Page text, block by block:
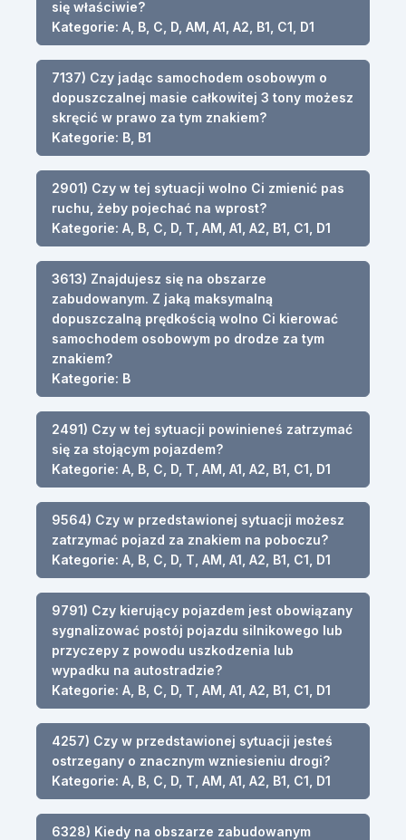
się właściwie?
Kategorie: A, B, C, D, AM, A1, A2, B1, C1, D1
7137) Czy jadąc samochodem osobowym o
dopuszczalnej masie całkowitej 3 tony możesz
skręcić w prawo za tym znakiem?
Kategorie: B, B1
2901) Czy w tej sytuacji wolno Ci zmienić pas
ruchu, żeby pojechać na wprost?
Kategorie: A, B, C, D, T, AM, A1, A2, B1, C1, D1
3613) Znajdujesz się na obszarze
zabudowanym. Z jaką maksymalną
dopuszczalną prędkością wolno Ci kierować
samochodem osobowym po drodze za tym
znakiem?
Kategorie: B
2491) Czy w tej sytuacji powinieneś zatrzymać
się za stojącym pojazdem?
Kategorie: A, B, C, D, T, AM, A1, A2, B1, C1, D1
9564) Czy w przedstawionej sytuacji możesz
zatrzymać pojazd za znakiem na poboczu?
Kategorie: A, B, C, D, T, AM, A1, A2, B1, C1, D1
9791) Czy kierujący pojazdem jest obowiązany
sygnalizować postój pojazdu silnikowego lub
przyczepy z powodu uszkodzenia lub
wypadku na autostradzie?
Kategorie: A, B, C, D, T, AM, A1, A2, B1, C1, D1
4257) Czy w przedstawionej sytuacji jesteś
ostrzegany o znacznym wzniesieniu drogi?
Kategorie: A, B, C, D, T, AM, A1, A2, B1, C1, D1
6328) Kiedy na obszarze zabudowanym